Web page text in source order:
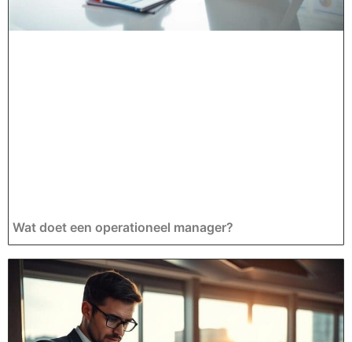
Wat doet een operationeel manager?